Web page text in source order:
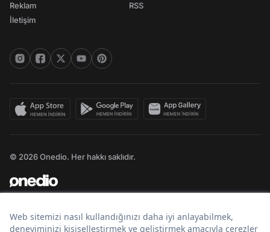
Reklam
İletişim
RSS
© 2026 Onedio. Her hakkı saklıdır.
Bir markasıdır.